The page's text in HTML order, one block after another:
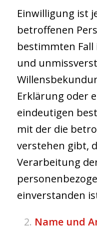
Einwilligung ist
betroffenen
bestimmten
und
Erklärung oder
eindeutigen
mit der die
verstehen gibt,
Verarbeitung
einverstanden
Name und